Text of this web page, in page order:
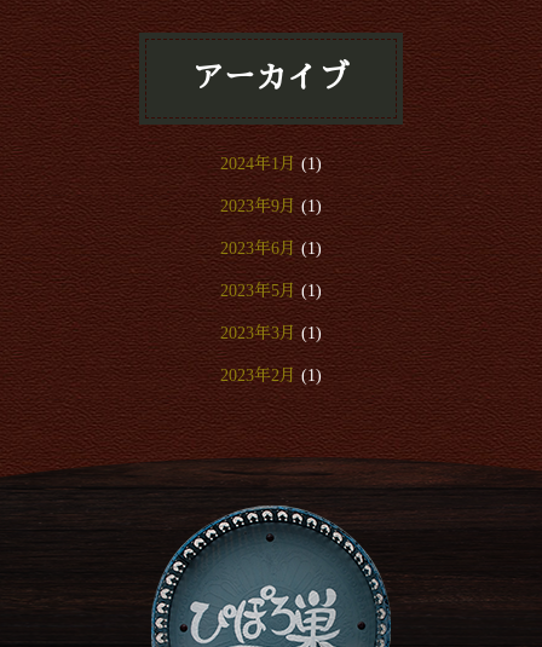
アーカイブ
2024年1月 (1)
2023年9月 (1)
2023年6月 (1)
2023年5月(1)
2023年3月 (1)
2023年2月 (1)
2023年1月 (2)
2022年12月(1)
2022年9月(3)
2022年8月 (2)
2022年7月 (1)
2022年6月(2)